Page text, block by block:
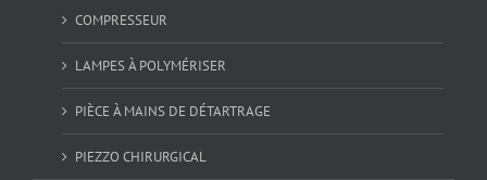
COMPRESSEUR
LAMPES À POLYMÉRISER
PIÈCE À MAINS DE DÉTARTRAGE
PIEZZO CHIRURGICAL